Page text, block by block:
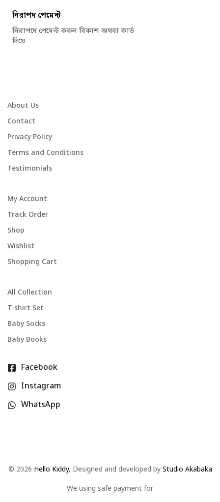
নিরাপদ পেমেন্ট
নিরাপদে পেমেন্ট করুন বিকাশ অথবা কার্ড
দিয়ে
About Us
Contact
Privacy Policy
Terms and Conditions
Testimonials
My Account
Track Order
Shop
Wishlist
Shopping Cart
All Collection
T-shirt Set
Baby Socks
Baby Books
Facebook
Instagram
WhatsApp
© 2026 Hello Kiddy, Designed and developed by Studio Akabaka
We using safe payment for